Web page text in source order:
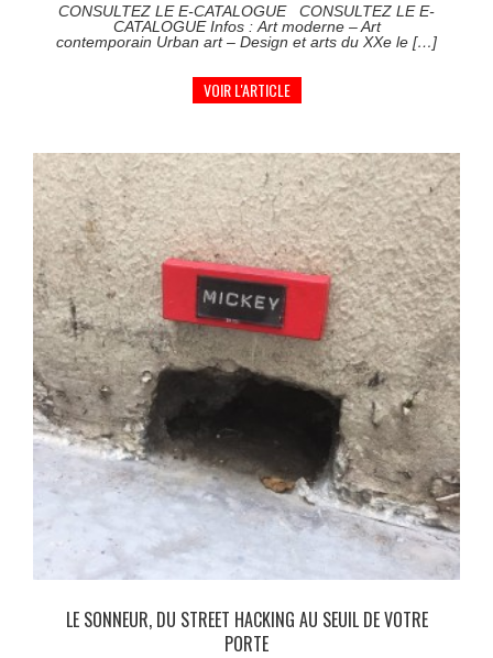
CONSULTEZ LE E-CATALOGUE CONSULTEZ LE E-
CATALOGUE Infos : Art moderne – Art
contemporain Urban art – Design et arts du XXe le […]
VOIR L'ARTICLE
LE SONNEUR, DU STREET HACKING AU SEUIL DE VOTRE
PORTE